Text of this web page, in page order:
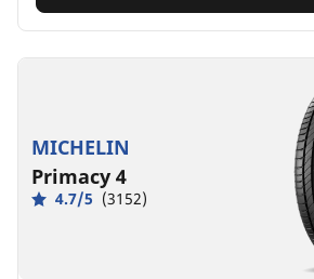
MICHELIN
Primacy 4
4.7/5 (3152)